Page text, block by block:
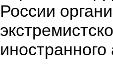
России
иностранного